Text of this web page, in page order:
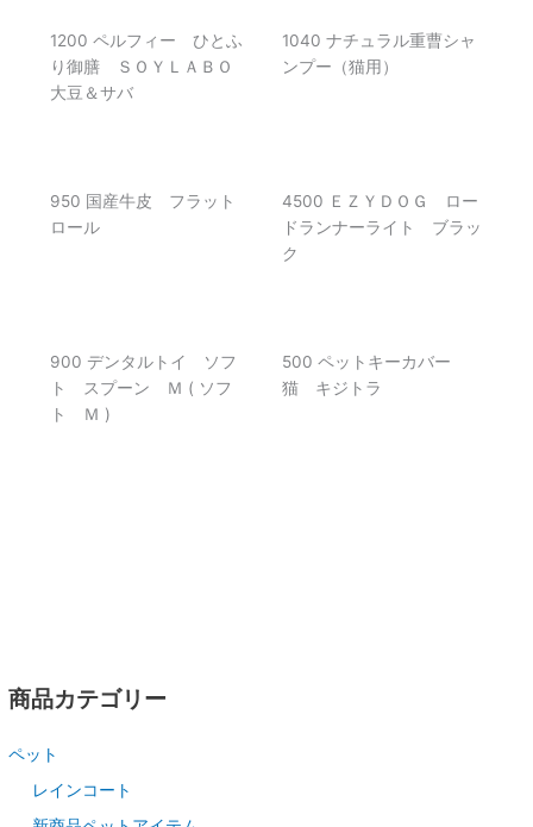
商品カテゴリー
ペット
レインコート
1200 ペルフィー ひとふ
り御膳 ＳＯＹＬＡＢＯ
大豆＆サバ
1040 ナチュラル重曹シャ
ンプー（猫用）
950 国産牛皮 フラット
ロール
4500 ＥＺＹＤＯＧ ロー
ドランナーライト ブラッ
ク
900 デンタルトイ ソフ
ト スプーン Ｍ ( ソフ
ト Ｍ )
500 ペットキーカバー
猫 キジトラ